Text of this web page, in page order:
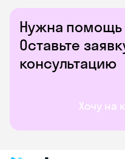
Нужна
Оставьте
консультацию
Хочу на